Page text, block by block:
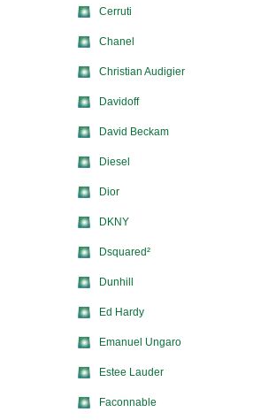
Cerruti
Chanel
Christian Audigier
Davidoff
David Beckam
Diesel
Dior
DKNY
Dsquared²
Dunhill
Ed Hardy
Emanuel Ungaro
Estee Lauder
Faconnable